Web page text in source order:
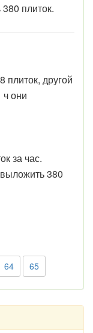
плиток.
плиток, другой
ч они
за час.
380
64 65